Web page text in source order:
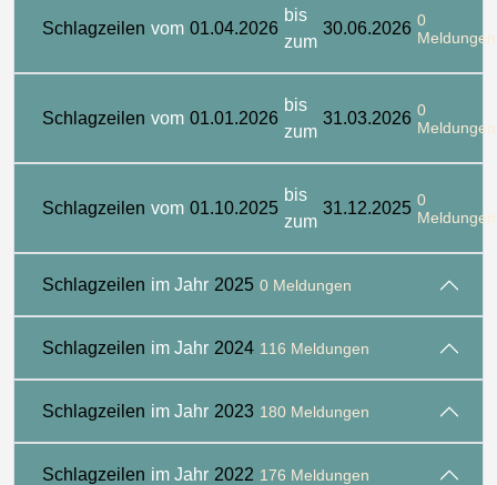
Schlagzeilen vom 01.04.2026
bis
zum
30.06.2026 0
Meldungen
Schlagzeilen vom 01.01.2026
bis
zum
31.03.2026 0
Meldungen
Schlagzeilen vom 01.10.2025
bis
zum
31.12.2025 0
Meldungen
Schlagzeilen im Jahr 2025 0 Meldungen
Schlagzeilen im Jahr 2024 116 Meldungen
Schlagzeilen im Jahr 2023 180 Meldungen
Schlagzeilen im Jahr 2022 176 Meldungen